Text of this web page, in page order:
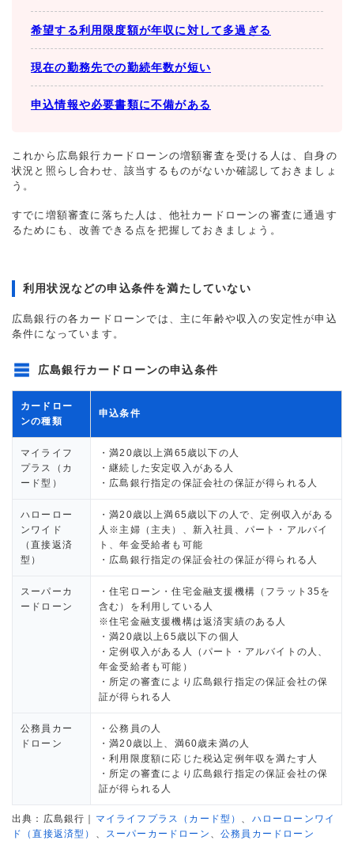
希望する利用限度額が年収に対して多過ぎる
現在の勤務先での勤続年数が短い
申込情報や必要書類に不備がある
これから広島銀行カードローンの増額審査を受ける人は、自身の
状況と照らし合わせ、該当するものがないか確認しておきましょ
う。
すでに増額審査に落ちた人は、他社カードローンの審査に通過す
るためにも、改善できる点を把握しておきましょう。
利用状況などの申込条件を満たしていない
広島銀行の各カードローンでは、主に年齢や収入の安定性が申込
条件になっています。
広島銀行カードローンの申込条件
カードロー
ンの種類
申込条件
マイライフ
プラス（カ
ード型）
・満20歳以上満65歳以下の人
・継続した安定収入がある人
・広島銀行指定の保証会社の保証が得られる人
ハローロー
ンワイド
（直接返済
型）
・満20歳以上満65歳以下の人で、定例収入がある
人※主婦（主夫）、新入社員、パート・アルバイ
ト、年金受給者も可能
・広島銀行指定の保証会社の保証が得られる人
スーパーカ
ードローン
・住宅ローン・住宅金融支援機構（フラット35を
含む）を利用している人
※住宅金融支援機構は返済実績のある人
・満20歳以上65歳以下の個人
・定例収入がある人（パート・アルバイトの人、
年金受給者も可能）
・所定の審査により広島銀行指定の保証会社の保
証が得られる人
公務員カー
ドローン
・公務員の人
・満20歳以上、満60歳未満の人
・利用限度額に応じた税込定例年収を満たす人
・所定の審査により広島銀行指定の保証会社の保
証が得られる人
出典：広島銀行｜ マイライフプラス（カード型）
ハローローンワイ
ド（直接返済型）
スーパーカードローン 、公務員カードローン